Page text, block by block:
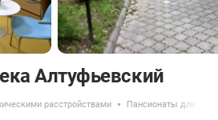
Алтуфьевский
расстройствами Пансионаты для